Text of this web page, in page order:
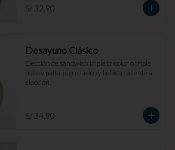
S/ 32.90
Desayuno Clásico
Elección de sándwich triple tricolor o triple
pollo y palta, jugo clásico y bebida caliente a
elección.
S/ 34.90